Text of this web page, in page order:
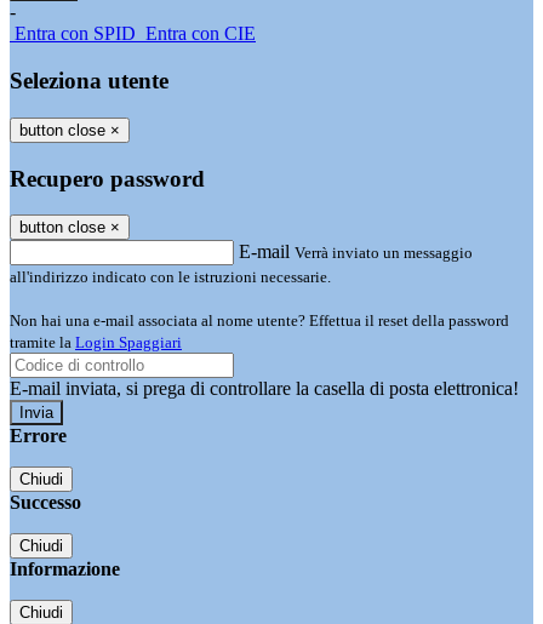
-
Entra con SPID Entra con CIE
Seleziona utente
button close ×
Recupero password
button close ×
E-mail Verrà inviato un messaggio
all'indirizzo indicato con le istruzioni necessarie.
Non hai una e-mail associata al nome utente? Effettua il reset della password
tramite la Login Spaggiari
E-mail inviata, si prega di controllare la casella di posta elettronica!
Errore
Chiudi
Successo
Chiudi
Informazione
Chiudi